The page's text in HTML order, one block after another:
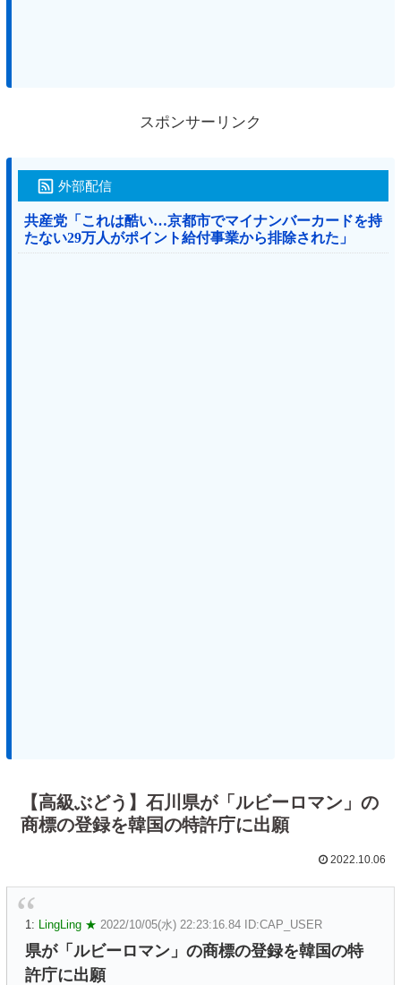
スポンサーリンク
外部配信
共産党「これは酷い…京都市でマイナンバーカードを持
たない29万人がポイント給付事業から排除された」
【高級ぶどう】石川県が「ルビーロマン」の
商標の登録を韓国の特許庁に出願
2022.10.06
1: LingLing ★ 2022/10/05(水) 22:23:16.84 ID:CAP_USER
県が「ルビーロマン」の商標の登録を韓国の特
許庁に出願